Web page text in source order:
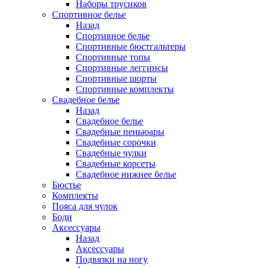
Наборы трусиков
Спортивное белье
Назад
Спортивное белье
Спортивные бюстгальтеры
Спортивные топы
Спортивные леггинсы
Спортивные шорты
Спортивные комплекты
Свадебное белье
Назад
Свадебное белье
Свадебные пеньюары
Свадебные сорочки
Свадебные чулки
Свадебные корсеты
Свадебное нижнее белье
Бюстье
Комплекты
Пояса для чулок
Боди
Аксессуары
Назад
Аксессуары
Подвязки на ногу